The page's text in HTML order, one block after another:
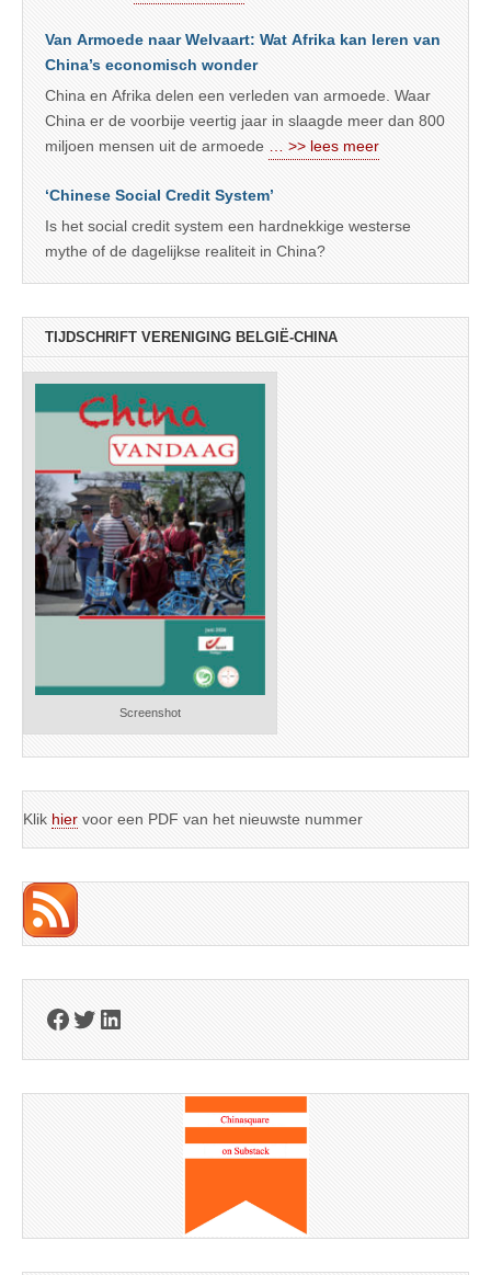
Van Armoede naar Welvaart: Wat Afrika kan leren van
China’s economisch wonder
China en Afrika delen een verleden van armoede. Waar
China er de voorbije veertig jaar in slaagde meer dan 800
miljoen mensen uit de armoede
… >> lees meer
‘Chinese Social Credit System’
Is het social credit system een hardnekkige westerse
mythe of de dagelijkse realiteit in China?
TIJDSCHRIFT VERENIGING BELGIË-CHINA
Screenshot
Klik hier voor een PDF van het nieuwste nummer
Facebook
Twitter
LinkedIn